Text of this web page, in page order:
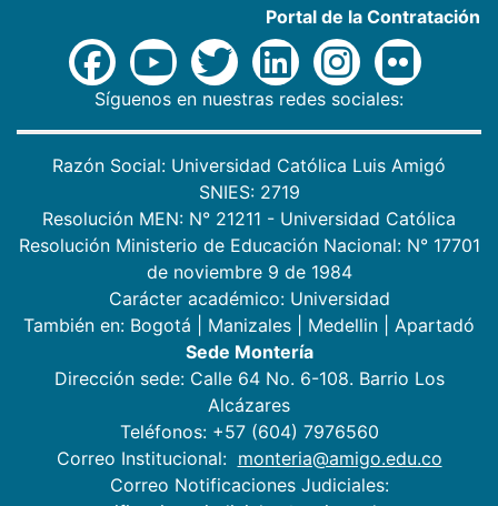
Portal de la Contratación
Síguenos en nuestras redes sociales:
Razón Social: Universidad Católica Luis Amigó
SNIES: 2719
Resolución MEN: N° 21211 - Universidad Católica
Resolución Ministerio de Educación Nacional: N° 17701
de noviembre 9 de 1984
Carácter académico: Universidad
También en: Bogotá Manizales Medellin
Apartadó
Sede Montería
Dirección sede: Calle 64 No. 6-108. Barrio Los
Alcázares
Teléfonos: +57 (604) 7976560
Correo Institucional: monteria@amigo.edu.co
Correo Notificaciones Judiciales: